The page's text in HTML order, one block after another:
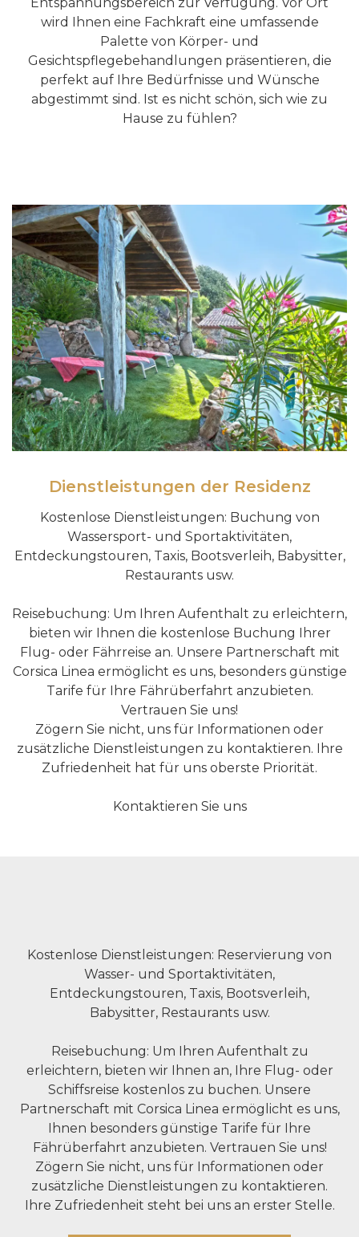
wird Ihnen eine Fachkraft eine umfassende
Palette von Körper- und
Gesichtspflegebehandlungen präsentieren, die
perfekt auf Ihre Bedürfnisse und Wünsche
abgestimmt sind. Ist es nicht schön, sich wie zu
Hause zu fühlen?
Dienstleistungen der Residenz
Kostenlose Dienstleistungen: Buchung von
Wassersport- und Sportaktivitäten,
Entdeckungstouren, Taxis, Bootsverleih, Babysitter,
Restaurants usw.
Reisebuchung: Um Ihren Aufenthalt zu erleichtern,
bieten wir Ihnen die kostenlose Buchung Ihrer
Flug- oder Fährreise an. Unsere Partnerschaft mit
Corsica Linea ermöglicht es uns, besonders günstige
Tarife für Ihre Fährüberfahrt anzubieten.
Vertrauen Sie uns!
Zögern Sie nicht, uns für Informationen oder
zusätzliche Dienstleistungen zu kontaktieren. Ihre
Zufriedenheit hat für uns oberste Priorität.
Kontaktieren Sie uns
Kostenlose Dienstleistungen: Reservierung von
Wasser- und Sportaktivitäten,
Entdeckungstouren, Taxis, Bootsverleih,
Babysitter, Restaurants usw.
Reisebuchung: Um Ihren Aufenthalt zu
erleichtern, bieten wir Ihnen an, Ihre Flug- oder
Schiffsreise kostenlos zu buchen. Unsere
Partnerschaft mit Corsica Linea ermöglicht es uns,
Ihnen besonders günstige Tarife für Ihre
Fährüberfahrt anzubieten. Vertrauen Sie uns!
Zögern Sie nicht, uns für Informationen oder
zusätzliche Dienstleistungen zu kontaktieren.
Ihre Zufriedenheit steht bei uns an erster Stelle.